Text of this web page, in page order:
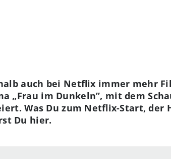
auch bei Netflix immer mehr
„Frau im Dunkeln”, mit dem
Was Du zum Netflix-Start, der
Du hier.